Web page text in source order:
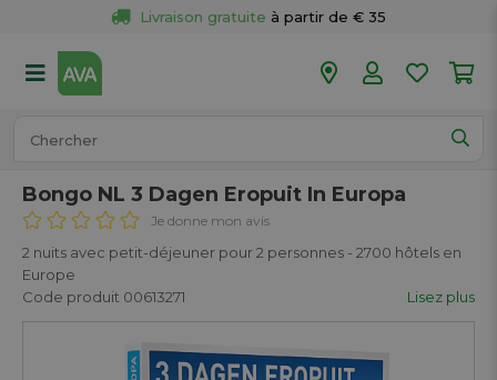
Livraison gratuite à partir de € 35
50 magasins
Bongo NL 3 Dagen Eropuit In Europa
Je donne mon avis
2 nuits avec petit-déjeuner pour 2 personnes - 2700 hôtels en
Europe
Code produit 00613271
Lisez plus